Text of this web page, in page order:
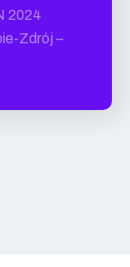
2024
Zdrój –